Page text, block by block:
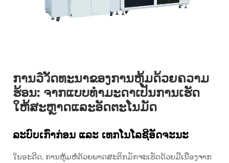
ການວิวັດທະນາຂອງການຫຸ້ມດ້ວຍຄວາມ
ຮ້ອນ: ຈາກແບບທຳມະດາເປັນການເຮັດ
ໃຫ້ສະຫຼາດແລະອັດຕະໂນມັດ
ລະບົບເກົ່າກ່ອນ ແລະ ເທກໂນໂລຊີອັດຈະນະ
ໃນອະດີດ, ການຫຸ້ມຫໍ່ດ້ວຍພາດສະຕິກມັກຈະເຮັດດ້ວຍມືເນື່ອງຈາກ